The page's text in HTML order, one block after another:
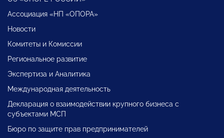
Ассоциация «НП «ОПОРА»
Новости
Комитеты и Комиссии
Региональное развитие
Экспертиза и Аналитика
Международная деятельность
Декларация о взаимодействии крупного бизнеса с
субъектами МСП
Бюро по защите прав предпринимателей